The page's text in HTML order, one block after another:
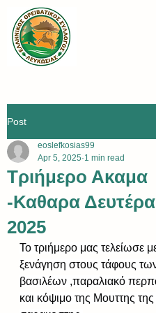
Post
Τριήμερο Ακαμα
-Καθαρα
2025
eoslefkosias99
Apr 5, 2025 1 min read
Το τριήμερο μας τελείωσε
ξενάγηση στους τάφους
βασιλέων ,παραλιακό
και κόψιμο της Μουττης της